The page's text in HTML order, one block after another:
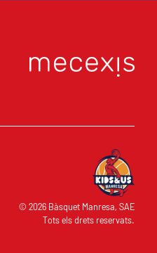
© 2026 Bàsquet Manresa, SAE
Tots els drets reservats.